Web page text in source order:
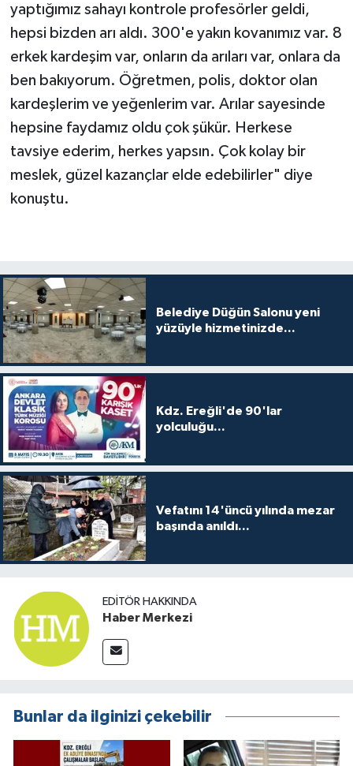
yaptığımız sahayı kontrole profesörler geldi,
hepsi bizden arı aldı. 300'e yakın kovanımız var. 8
erkek kardeşim var, onların da arıları var, onlara da
ben bakıyorum. Öğretmen, polis, doktor olan
kardeşlerim ve yeğenlerim var. Arılar sayesinde
hepsine faydamız oldu çok şükür. Herkese
tavsiye ederim, herkes yapsın. Çok kolay bir
meslek, güzel kazançlar elde edebilirler" diye
konuştu.
Belediye Düğün Salonu yeni
yüzüyle hizmetinizde...
Kdz. Ereğli'de 90'lar
yolculuğu...
Vefatını 14'üncü yılında mezar
başında anıldı...
EDITÖR HAKKINDA
Haber Merkezi
Bunlar da ilginizi çekebilir